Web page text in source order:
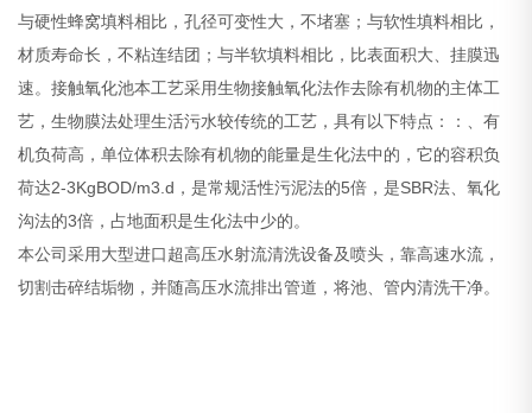
与硬性蜂窝填料相比，孔径可变性大，不堵塞；与软性填料相比，
材质寿命长，不粘连结团；与半软填料相比，比表面积大、挂膜迅
速。接触氧化池本工艺采用生物接触氧化法作去除有机物的主体工
艺，生物膜法处理生活污水较传统的工艺，具有以下特点：：、有
机负荷高，单位体积去除有机物的能量是生化法中的，它的容积负
荷达2-3KgBOD/m3.d，是常规活性污泥法的5倍，是SBR法、氧化
沟法的3倍，占地面积是生化法中少的。
本公司采用大型进口超高压水射流清洗设备及喷头，靠高速水流，
切割击碎结垢物，并随高压水流排出管道，将池、管内清洗干净。